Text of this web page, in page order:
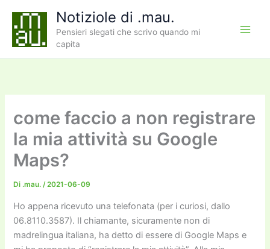
contenuto
Notiziole di .mau.
Pensieri slegati che scrivo quando mi
capita
come faccio a non registrare
la mia attività su Google
Maps?
Di .mau./2021-06-09
Ho appena ricevuto una telefonata (per i curiosi, dallo
06.8110.3587). Il chiamante, sicuramente non di
madrelingua italiana, ha detto di essere di Google Maps e